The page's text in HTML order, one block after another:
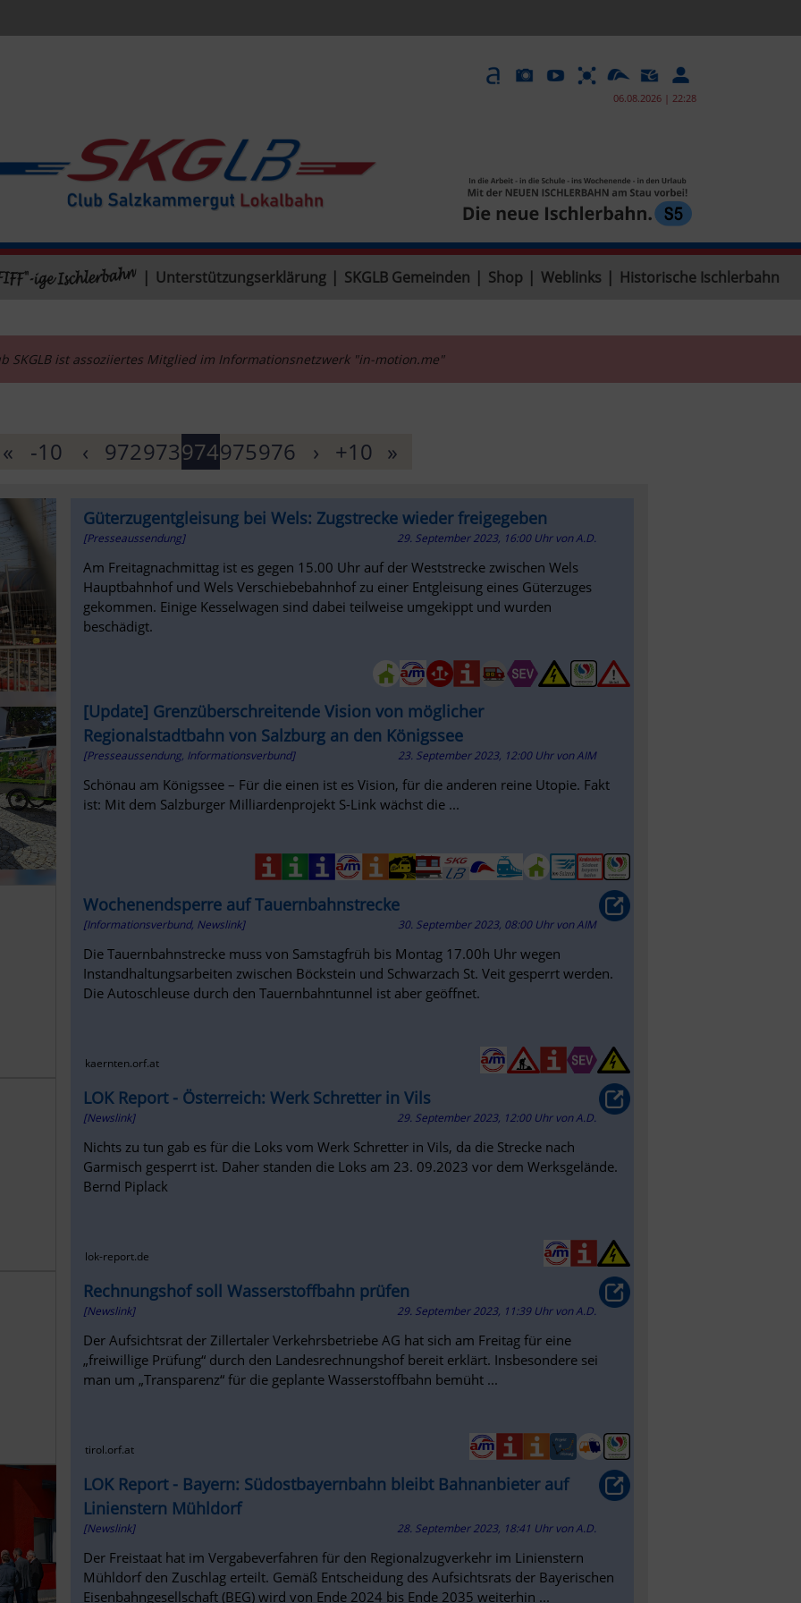
06.08.2026 | 22:28
Unterstützungserklärung SKGLB Gemeinden Shop Weblinks Historische Ischlerbahn
SKGLB ist assoziiertes Mitglied im Informationsnetzwerk "in-motion.me"
« -10 ‹ 972973974975976 › +10 »
Güterzugentgleisung bei Wels: Zugstrecke wieder freigegeben
[Presseaussendung] 29. September 2023, 16:00 Uhr vonA.D.
Am Freitagnachmittag ist es gegen 15.00 Uhr auf der Weststrecke zwischen Wels
Hauptbahnhof und Wels Verschiebebahnhof zu einer Entgleisung eines Güterzuges
gekommen. Einige Kesselwagen sind dabei teilweise umgekippt und wurden
beschädigt.
[Update] Grenzüberschreitende Vision von möglicher
Regionalstadtbahn von Salzburg an den Königssee
[Presseaussendung, Informationsverbund] 23. September 2023, 12:00 Uhr vonAIM
Schönau am Königssee – Für die einen ist es Vision, für die anderen reine Utopie. Fakt
ist: Mit dem Salzburger Milliardenprojekt S-Link wächst die ...
Wochenendsperre auf Tauernbahnstrecke
[Informationsverbund, Newslink] 30. September 2023, 08:00 Uhr vonAIM
Die Tauernbahnstrecke muss von Samstagfrüh bis Montag 17.00h Uhr wegen
Instandhaltungsarbeiten zwischen Böckstein und Schwarzach St. Veit gesperrt werden.
Die Autoschleuse durch den Tauernbahntunnel ist aber geöffnet.
kaernten.orf.at
LOK Report - Österreich: Werk Schretter in Vils
[Newslink] 29. September 2023, 12:00 Uhr vonA.D.
Nichts zu tun gab es für die Loks vom Werk Schretter in Vils, da die Strecke nach
Garmisch gesperrt ist. Daher standen die Loks am 23. 09.2023 vor dem Werksgelände.
Bernd Piplack
lok-report.de
Rechnungshof soll Wasserstoffbahn prüfen
[Newslink] 29. September 2023, 11:39 Uhr vonA.D.
Der Aufsichtsrat der Zillertaler Verkehrsbetriebe AG hat sich am Freitag für eine
„freiwillige Prüfung“ durch den Landesrechnungshof bereit erklärt. Insbesondere sei
man um „Transparenz“ für die geplante Wasserstoffbahn bemüht ...
tirol.orf.at
LOK Report - Bayern: Südostbayernbahn bleibt Bahnanbieter auf
Linienstern Mühldorf
[Newslink] 28. September 2023, 18:41 Uhr vonA.D.
Der Freistaat hat im Vergabeverfahren für den Regionalzugverkehr im Linienstern
Mühldorf den Zuschlag erteilt. Gemäß Entscheidung des Aufsichtsrats der Bayerischen
Eisenbahngesellschaft (BEG) wird von Ende 2024 bis Ende 2035 weiterhin ...